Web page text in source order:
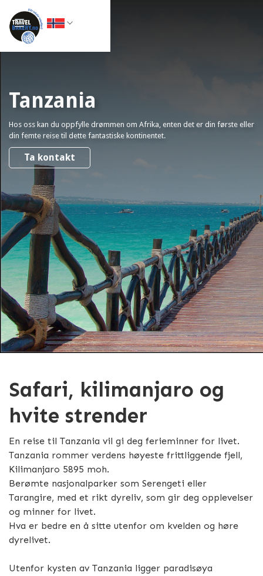
Tanzania
Hos oss kan du oppfylle drømmen om Afrika, enten det er din første eller
din femte reise til dette fantastiske kontinentet.
Ta kontakt
Safari, kilimanjaro og
hvite strender
En reise til Tanzania vil gi deg ferieminner for livet.
Tanzania rommer verdens høyeste frittliggende fjell,
Kilimanjaro 5895 moh.
Berømte nasjonalparker som Serengeti eller
Tarangire, med et rikt dyreliv, som gir deg opplevelser
og minner for livet.
Hva er bedre en å sitte utenfor om kvelden og høre
dyrelivet.
Utenfor kysten av Tanzania ligger paradisøya